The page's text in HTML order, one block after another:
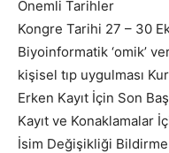
Önemli Tarihler
Kongre Tarihi 27 – 30
Biyoinformatik ‘omik’
kişisel tıp uygulması
Erken Kayıt İçin Son
Kayıt ve Konaklamalar
İsim Değişikliği